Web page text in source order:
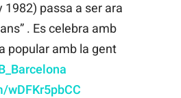
1982) passa a ser ara
. Es celebra amb
popular amb la gent
wDFKr5pbCC